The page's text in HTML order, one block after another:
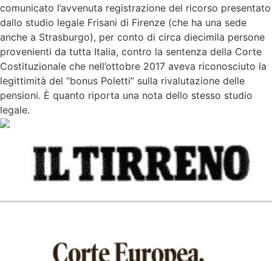
comunicato l’avvenuta registrazione del ricorso presentato
dallo studio legale Frisani di Firenze (che ha una sede
anche a Strasburgo), per conto di circa diecimila persone
provenienti da tutta Italia, contro la sentenza della Corte
Costituzionale che nell’ottobre 2017 aveva riconosciuto la
legittimità del “bonus Poletti” sulla rivalutazione delle
pensioni. È quanto riporta una nota dello stesso studio
legale.